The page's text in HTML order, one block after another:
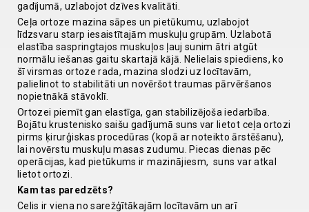
gadījumā, uzlabojot dzīves kvalitāti.
Ceļa ortoze mazina sāpes un pietūkumu, uzlabojot
līdzsvaru starp iesaistītajām muskuļu grupām. Uzlabotā
elastība saspringtajos muskuļos ļauj sunim ātri atgūt
normālu iešanas gaitu skartajā kājā. Nelielais spiediens, ko
šī virsmas ortoze rada, mazina slodzi uz locītavām,
palielinot to stabilitāti un novēršot traumas pārvēršanos
nopietnākā stāvoklī.
Ortozei piemīt gan elastīga, gan stabilizējoša iedarbība.
Bojātu krustenisko saišu gadījumā suns var lietot ceļa ortozi
pirms ķirurģiskas procedūras (kopā ar noteikto ārstēšanu),
lai novērstu muskuļu masas zudumu. Piecas dienas pēc
operācijas, kad pietūkums ir mazinājiesm, suns var atkal
lietot ortozi.
Kam tas paredzēts?
Celis ir viena no sarežģītākajām locītavām un arī